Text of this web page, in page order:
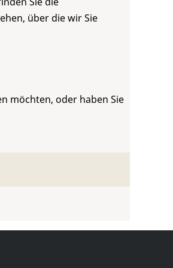
über die wir Sie
möchten, oder haben Sie